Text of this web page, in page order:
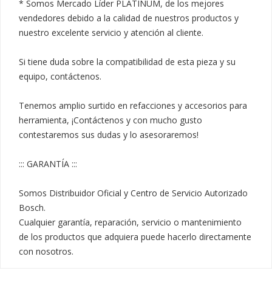
* Somos Mercado Líder PLATINUM, de los mejores
vendedores debido a la calidad de nuestros productos y
nuestro excelente servicio y atención al cliente.
Si tiene duda sobre la compatibilidad de esta pieza y su
equipo, contáctenos.
Tenemos amplio surtido en refacciones y accesorios para
herramienta, ¡Contáctenos y con mucho gusto
contestaremos sus dudas y lo asesoraremos!
::: GARANTÍA :::
Somos Distribuidor Oficial y Centro de Servicio Autorizado
Bosch.
Cualquier garantía, reparación, servicio o mantenimiento
de los productos que adquiera puede hacerlo directamente
con nosotros.